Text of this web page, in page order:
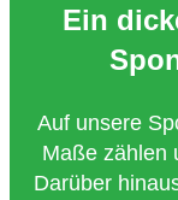
Ein
Auf unsere
Maße zählen
Darüber